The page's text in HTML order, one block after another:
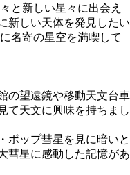
と新しい星々に出会え
新しい天体を発見したい
名寄の星空を満喫して
の望遠鏡や移動天文台車
て天文に興味を持ちまし
ボップ彗星を見に暗いと
彗星に感動した記憶があ